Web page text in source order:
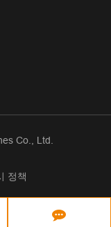
Co., Ltd.
정책